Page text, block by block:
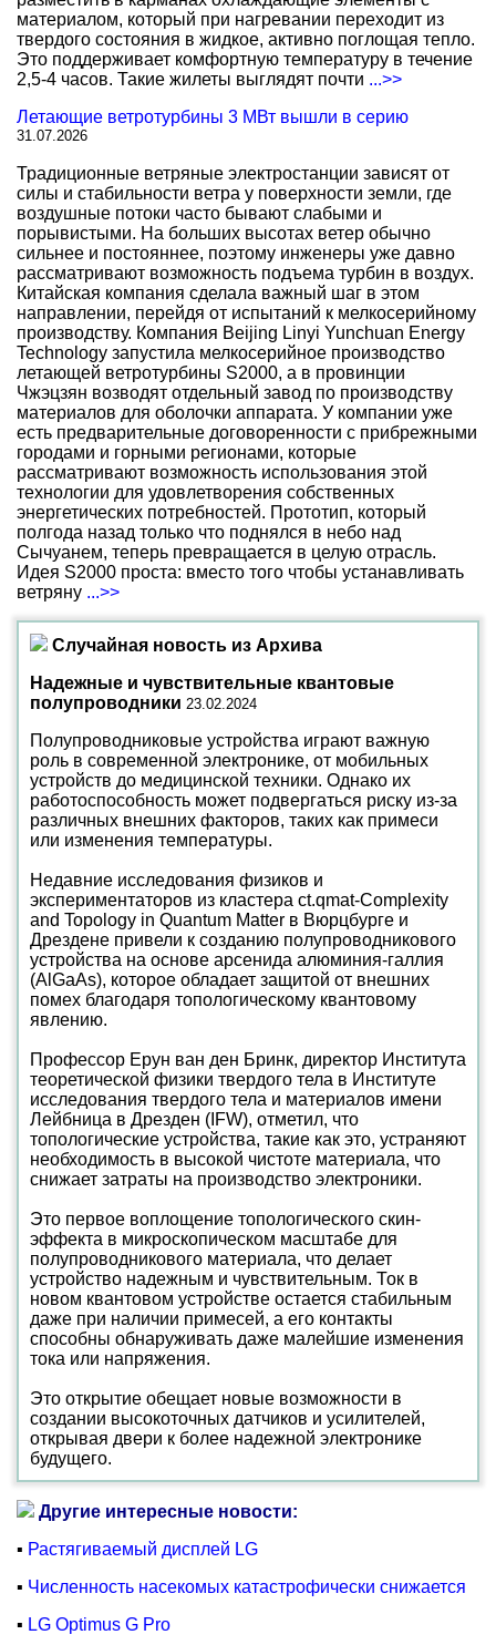
материалом, который при нагревании переходит из
твердого состояния в жидкое, активно поглощая тепло.
Это поддерживает комфортную температуру в течение
2,5-4 часов. Такие жилеты выглядят почти ...>>
Летающие ветротурбины 3 МВт вышли в серию
31.07.2026
Традиционные ветряные электростанции зависят от
силы и стабильности ветра у поверхности земли, где
воздушные потоки часто бывают слабыми и
порывистыми. На больших высотах ветер обычно
сильнее и постояннее, поэтому инженеры уже давно
рассматривают возможность подъема турбин в воздух.
Китайская компания сделала важный шаг в этом
направлении, перейдя от испытаний к мелкосерийному
производству. Компания Beijing Linyi Yunchuan Energy
Technology запустила мелкосерийное производство
летающей ветротурбины S2000, а в провинции
Чжэцзян возводят отдельный завод по производству
материалов для оболочки аппарата. У компании уже
есть предварительные договоренности с прибрежными
городами и горными регионами, которые
рассматривают возможность использования этой
технологии для удовлетворения собственных
энергетических потребностей. Прототип, который
полгода назад только что поднялся в небо над
Сычуанем, теперь превращается в целую отрасль.
Идея S2000 проста: вместо того чтобы устанавливать
ветряну ...>>
Случайная новость из Архива
Надежные и чувствительные квантовые
полупроводники 23.02.2024
Полупроводниковые устройства играют важную
роль в современной электронике, от мобильных
устройств до медицинской техники. Однако их
работоспособность может подвергаться риску из-за
различных внешних факторов, таких как примеси
или изменения температуры.
Недавние исследования физиков и
экспериментаторов из кластера ct.qmat-Complexity
and Topology in Quantum Matter в Вюрцбурге и
Дрездене привели к созданию полупроводникового
устройства на основе арсенида алюминия-галлия
(AlGaAs), которое обладает защитой от внешних
помех благодаря топологическому квантовому
явлению.
Профессор Ерун ван ден Бринк, директор Института
теоретической физики твердого тела в Институте
исследования твердого тела и материалов имени
Лейбница в Дрезден (IFW), отметил, что
топологические устройства, такие как это, устраняют
необходимость в высокой чистоте материала, что
снижает затраты на производство электроники.
Это первое воплощение топологического скин-
эффекта в микроскопическом масштабе для
полупроводникового материала, что делает
устройство надежным и чувствительным. Ток в
новом квантовом устройстве остается стабильным
даже при наличии примесей, а его контакты
способны обнаруживать даже малейшие изменения
тока или напряжения.
Это открытие обещает новые возможности в
создании высокоточных датчиков и усилителей,
открывая двери к более надежной электронике
будущего.
Другие интересные новости:
▪ Растягиваемый дисплей LG
▪ Численность насекомых катастрофически снижается
▪ LG Optimus G Pro